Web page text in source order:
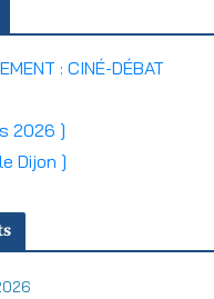
: CINÉ-DÉBAT
2026 ]
Dijon ]